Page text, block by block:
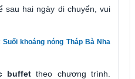
sau hai ngày di chuyển, vui
Suối khoáng nóng Tháp Bà Nha
buffettheo chương trình.